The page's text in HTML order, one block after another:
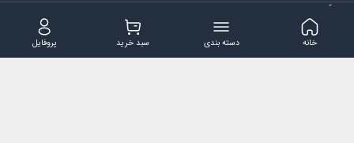
فروشگاه
مجله ایران بابا قوانین و مقررات سوالات متداول
تماس با ایران بابا
پروفایل سبد خرید دسته بندی خانه